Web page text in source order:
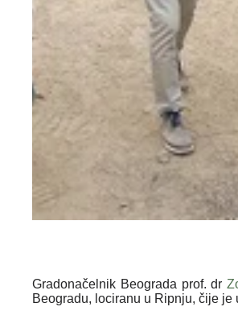
Gradonačelnik Beograda prof. dr
Beogradu, lociranu u Ripnju, čije